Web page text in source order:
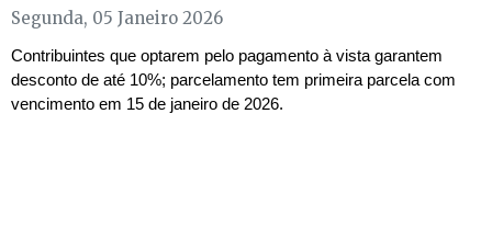
Segunda, 05 Janeiro 2026
Contribuintes que optarem pelo pagamento à vista garantem
desconto de até 10%; parcelamento tem primeira parcela com
vencimento em 15 de janeiro de 2026.